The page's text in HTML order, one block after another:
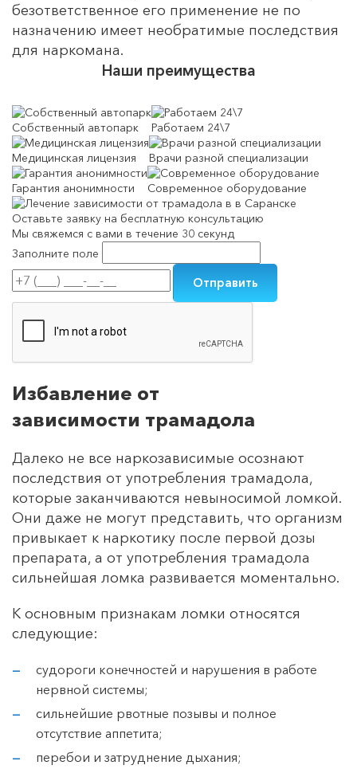
безответственное его применение не по
назначению имеет необратимые последствия
для наркомана.
Наши преимущества
Собственный автопарк Работаем 24\7
Медицинская лицензия Врачи разной специализации
Гарантия анонимности Современное оборудование
Оставьте заявку на бесплатную консультацию
Мы свяжемся с вами в течение 30 секунд
Заполните поле
Избавление от
зависимости трамадола
Далеко не все наркозависимые осознают
последствия от употребления трамадола,
которые заканчиваются невыносимой ломкой.
Они даже не могут представить, что организм
привыкает к наркотику после первой дозы
препарата, а от употребления трамадола
сильнейшая ломка развивается моментально.
К основным признакам ломки относятся
следующие:
судороги конечностей и нарушения в работе
нервной системы;
сильнейшие рвотные позывы и полное
отсутствие аппетита;
перебои и затруднение дыхания;